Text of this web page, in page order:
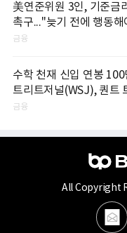
美연준위원 3인, 기준금
촉구..."늦기 전에 행동해
금융
수학 천재 신입 연봉
트리트저널(WSJ), 퀀트
업들 인재 확보 경쟁
금융
All Copyright